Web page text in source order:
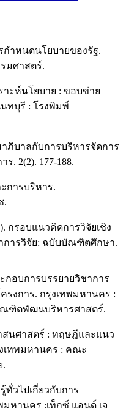
กำหนดนโยบายของรัฐ.
มศาสตร์.
าะห์นโยบาย : ขอบข่าย
ทบุรี : โรงพิมพ์
าภิบาลกับการบริหารจัดการ
. 2(2). 177-188.
การบริหาร.
.
กรอบแนวคิดการวิจัยเชิง
การวิจัย: ฉบับบัณฑิตศึกษา.
กอบการบรรยายวิชาการ
รงการ. กรุงเทพมหานคร :
ฑิตพัฒนบริหารศาสตร์.
สนศาสตร์ : ทฤษฎีและแนว
งเทพมหานคร : คณะ
.
ทั่วไปเกี่ยวกับการ
หานคร :เท็กซ์ แอนด์ เจ